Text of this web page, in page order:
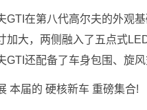
GTI在第八代高尔夫的外观
加大，两侧融入了五点式
GTI还配备了车身包围、旋